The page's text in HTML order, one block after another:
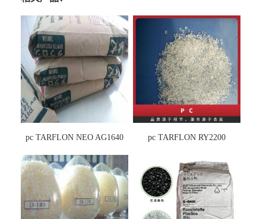
pc TARFLON NEO AG1640 pc TARFLON RY2200